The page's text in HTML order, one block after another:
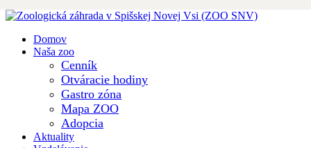
Domov
Naša zoo
Cenník
Otváracie hodiny
Gastro zóna
Mapa ZOO
Adopcia
Aktuality